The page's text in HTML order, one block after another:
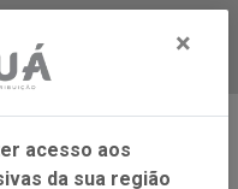
Baixe já nosso APP
0
×
acesso aos
da sua região